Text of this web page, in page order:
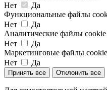
Нет
Да
Функциональные файлы
Нет
Да
Аналитические файлы cookie
Нет
Да
Маркетинговые файлы cookie
Нет
Да
Принять все Отклонить все